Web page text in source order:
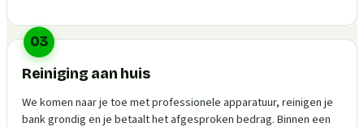
03
Reiniging aan huis
We komen naar je toe met professionele apparatuur, reinigen je
bank grondig en je betaalt het afgesproken bedrag. Binnen een